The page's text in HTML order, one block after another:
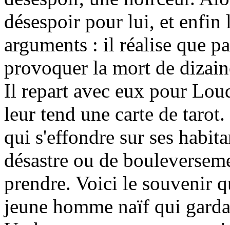
désespoir pour lui, et enfin
arguments : il réalise que
provoquer la mort de
Il repart avec eux pour
leur tend une carte de
qui s'effondre sur ses
désastre ou de
prendre. Voici le souvenir
jeune homme naïf qui